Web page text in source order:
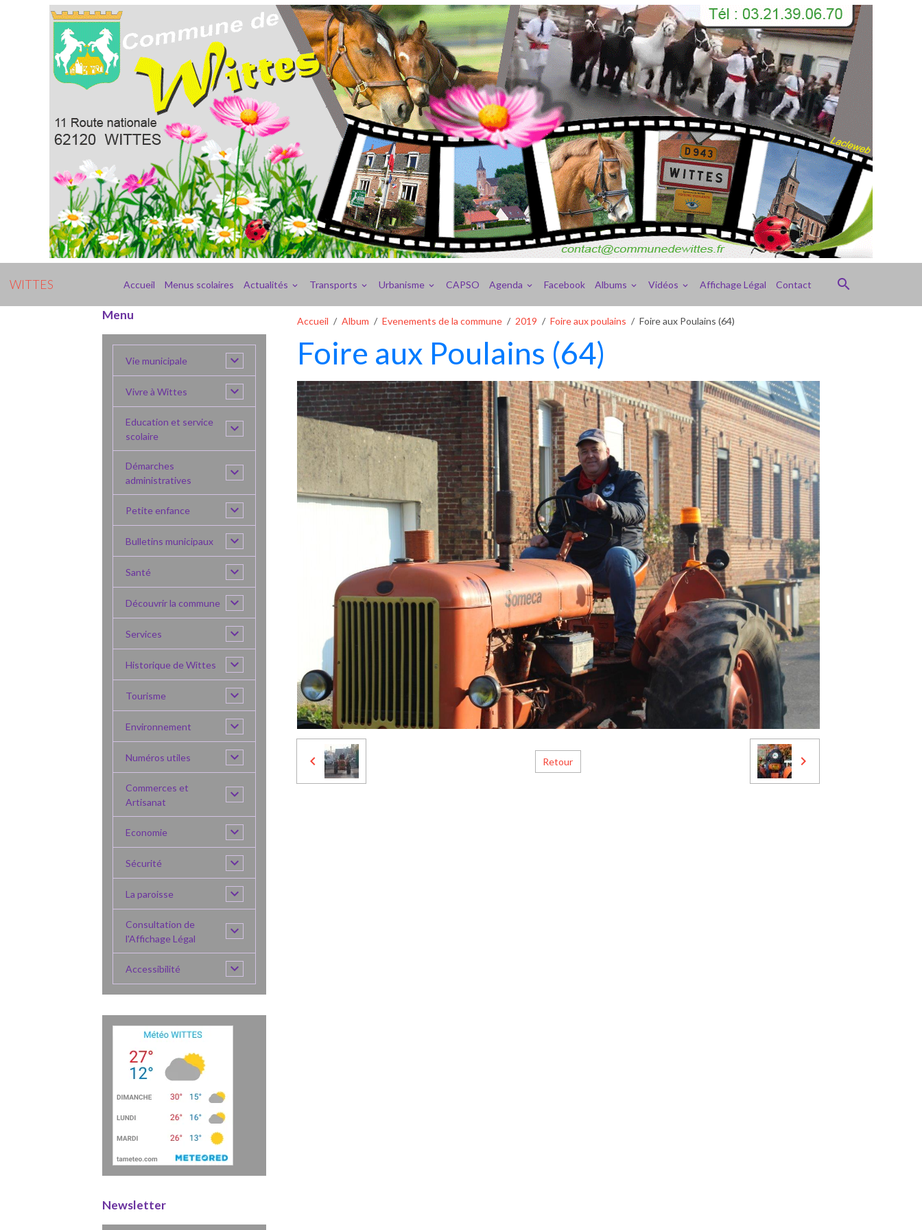
WITTES Accueil Menus scolaires Actualités Transports Urbanisme CAPSO Agenda Facebook Albums Vidéos Affichage Légal Contact
Accueil Album Evenements de la commune 2019 Foire aux poulains Foire aux Poulains (64)
Foire aux Poulains (64)
Retour
Menu
Vie municipale
Vivre à Wittes
Education et service
scolaire
Démarches
administratives
Petite enfance
Bulletins municipaux
Santé
Découvrir la commune
Services
Historique de Wittes
Tourisme
Environnement
Numéros utiles
Commerces et
Artisanat
Economie
Sécurité
La paroisse
Consultation de
l'Affichage Légal
Accessibilité
Newsletter